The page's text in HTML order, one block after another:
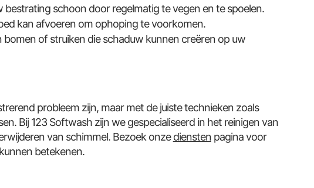
bestrating schoon door regelmatig te vegen en te spoelen.
kan afvoeren om ophoping te voorkomen.
of struiken die schaduw kunnen creëren op uw
probleem zijn, maar met de juiste technieken zoals
Bij 123 Softwash zijn we gespecialiseerd in het reinigen van
van schimmel. Bezoek onzedienstenpagina voor
betekenen.